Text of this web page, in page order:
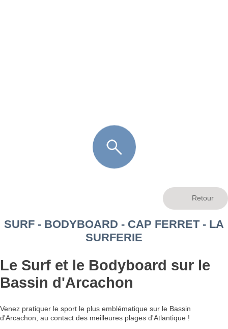
SURF - BODYBOARD - CAP FERRET - LA
SURFERIE
Le Surf et le Bodyboard sur le
Bassin d'Arcachon
Venez pratiquer le sport le plus emblématique sur le Bassin
d'Arcachon, au contact des meilleures plages d'Atlantique !